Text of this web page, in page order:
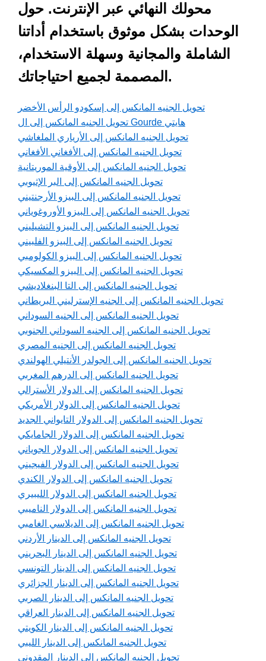
محولك النهائي عبر الإنترنت. حول
الوحدات بشكل موثوق باستخدام أداتنا
الشاملة والمجانية وسهلة الاستخدام،
المصممة لجميع احتياجاتك.
تحويل الجنيه المانكس إلى إسكودو الرأس الأخضر
تحويل الجنيه المانكس إلى ال Gourde هايتي
تحويل الجنيه المانكس إلى الأرياري الملغاشي
تحويل الجنيه المانكس إلى الأفغاني الأفغاني
تحويل الجنيه المانكس إلى الأوقية الموريتانية
تحويل الجنيه المانكس إلى البر الإثيوبي
تحويل الجنيه المانكس إلى البيزو الأرجنتيني
تحويل الجنيه المانكس إلى البيزو الأوروغوياني
تحويل الجنيه المانكس إلى البيزو التشيليني
تحويل الجنيه المانكس إلى البيزو الفلبيني
تحويل الجنيه المانكس إلى البيزو الكولومبي
تحويل الجنيه المانكس إلى البيزو المكسيكي
تحويل الجنيه المانكس إلى التا البنغلاديشي
تحويل الجنيه المانكس إلى الجنيه الإسترليني البريطاني
تحويل الجنيه المانكس إلى الجنيه السوداني
تحويل الجنيه المانكس إلى الجنيه السوداني الجنوبي
تحويل الجنيه المانكس إلى الجنيه المصري
تحويل الجنيه المانكس إلى الجولدر الأنتيلي الهولندي
تحويل الجنيه المانكس إلى الدرهم المغربي
تحويل الجنيه المانكس إلى الدولار الأسترالي
تحويل الجنيه المانكس إلى الدولار الأمريكي
تحويل الجنيه المانكس إلى الدولار التايواني الجديد
تحويل الجنيه المانكس إلى الدولار الجامايكي
تحويل الجنيه المانكس إلى الدولار الجوياني
تحويل الجنيه المانكس إلى الدولار الفيجيني
تحويل الجنيه المانكس إلى الدولار الكندي
تحويل الجنيه المانكس إلى الدولار الليبيري
تحويل الجنيه المانكس إلى الدولار الناميبي
تحويل الجنيه المانكس إلى الديلاسي الغامبي
تحويل الجنيه المانكس إلى الدينار الأردني
تحويل الجنيه المانكس إلى الدينار البحريني
تحويل الجنيه المانكس إلى الدينار التونسي
تحويل الجنيه المانكس إلى الدينار الجزائري
تحويل الجنيه المانكس إلى الدينار الصربي
تحويل الجنيه المانكس إلى الدينار العراقي
تحويل الجنيه المانكس إلى الدينار الكويتي
تحويل الجنيه المانكس إلى الدينار الليبي
تحويل الجنيه المانكس إلى الدينار المقدوني